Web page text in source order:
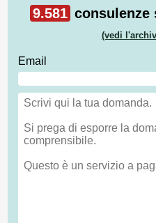
9.581 consulenze
(vedi
Email